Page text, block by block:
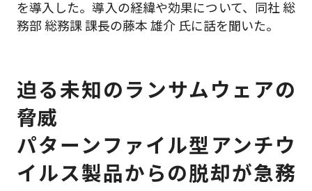
を導入した。導入の経緯や効果について、同社 総
務部 総務課 課長の藤本 雄介 氏に話を聞いた。
迫る未知のランサムウェアの
脅威
パターンファイル型アンチウ
イルス製品からの脱却が急務